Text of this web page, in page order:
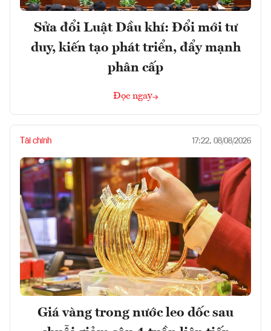
Sửa đổi Luật Dầu khí: Đổi mới tư
duy, kiến tạo phát triển, đẩy mạnh
phân cấp
Đọc ngay
Tài chính 17:22, 08/08/2026
Giá vàng trong nước leo dốc sau